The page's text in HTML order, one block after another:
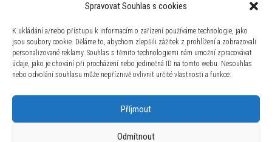
Spravovat Souhlas s cookies
K ukládání a/nebo přístupu k informacím o zařízení používáme technologie, jako
jsou soubory cookie. Děláme to, abychom zlepšili zážitek z prohlížení a zobrazovali
personalizované reklamy. Souhlas s těmito technologiemi nám umožní zpracovávat
údaje, jako je chování při procházení nebo jedinečná ID na tomto webu. Nesouhlas
nebo odvolání souhlasu může nepříznivě ovlivnit určité vlastnosti a funkce.
Příjmout
Odmítnout